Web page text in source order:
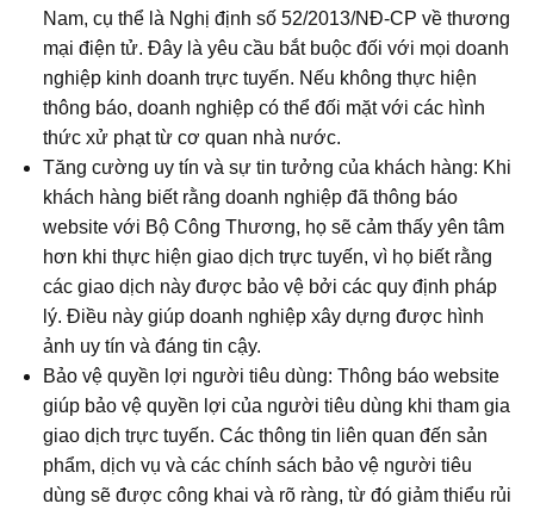
Nam, cụ thể là Nghị định số 52/2013/NĐ-CP về thương
mại điện tử. Đây là yêu cầu bắt buộc đối với mọi doanh
nghiệp kinh doanh trực tuyến. Nếu không thực hiện
thông báo, doanh nghiệp có thể đối mặt với các hình
thức xử phạt từ cơ quan nhà nước.
Tăng cường uy tín và sự tin tưởng của khách hàng: Khi
khách hàng biết rằng doanh nghiệp đã thông báo
website với Bộ Công Thương, họ sẽ cảm thấy yên tâm
hơn khi thực hiện giao dịch trực tuyến, vì họ biết rằng
các giao dịch này được bảo vệ bởi các quy định pháp
lý. Điều này giúp doanh nghiệp xây dựng được hình
ảnh uy tín và đáng tin cậy.
Bảo vệ quyền lợi người tiêu dùng: Thông báo website
giúp bảo vệ quyền lợi của người tiêu dùng khi tham gia
giao dịch trực tuyến. Các thông tin liên quan đến sản
phẩm, dịch vụ và các chính sách bảo vệ người tiêu
dùng sẽ được công khai và rõ ràng, từ đó giảm thiểu rủi